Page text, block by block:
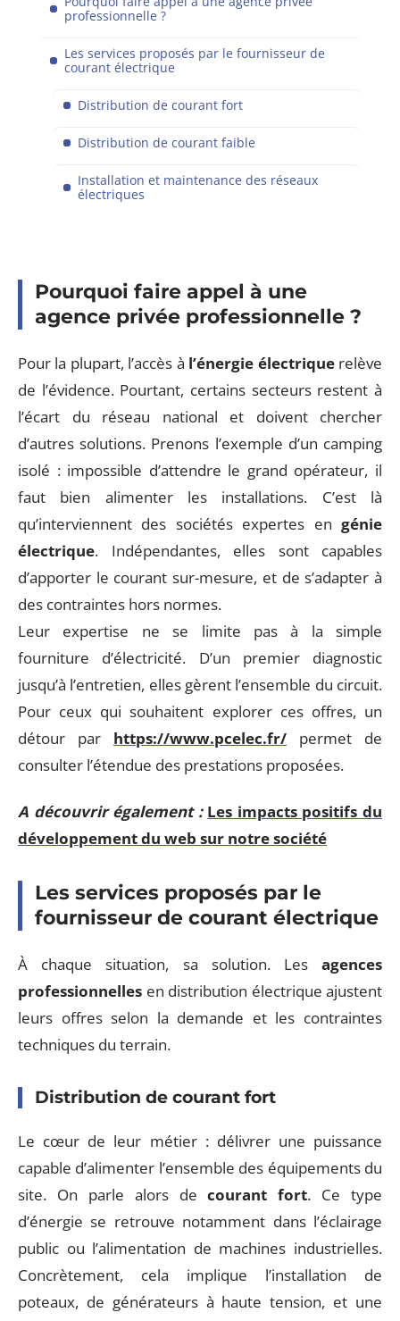
professionnelle ?
Les services proposés par le fournisseur de
courant électrique
Distribution de courant fort
Distribution de courant faible
Installation et maintenance des réseaux
électriques
Pourquoi faire appel à une
agence privée professionnelle ?
Pour la plupart, l’accès à l’énergie électriquerelève
de l’évidence. Pourtant, certains secteurs restent à
l’écart du réseau national et doivent chercher
d’autres solutions. Prenons l’exemple d’un camping
isolé : impossible d’attendre le grand opérateur, il
faut bien alimenter les installations. C’est là
qu’interviennent des sociétés expertes en génie
électrique. Indépendantes, elles sont capables
d’apporter le courant sur-mesure, et de s’adapter à
des contraintes hors normes.
Leur expertise ne se limite pas à la simple
fourniture d’électricité. D’un premier diagnostic
jusqu’à l’entretien, elles gèrent l’ensemble du circuit.
Pour ceux qui souhaitent explorer ces offres, un
détour par https://www.pcelec.fr/ permet de
consulter l’étendue des prestations proposées.
A découvrir également : Les impacts positifs du
développement du web sur notre société
Les services proposés par le
fournisseur de courant électrique
À chaque situation, sa solution. Les agences
professionnelles en distribution électrique ajustent
leurs offres selon la demande et les contraintes
techniques du terrain.
Distribution de courant fort
Le cœur de leur métier : délivrer une puissance
capable d’alimenter l’ensemble des équipements du
site. On parle alors decourant fort. Ce type
d’énergie se retrouve notamment dans l’éclairage
public ou l’alimentation de machines industrielles.
Concrètement, cela implique l’installation de
poteaux, de générateurs à haute tension, et une